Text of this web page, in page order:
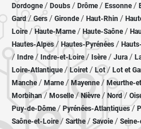
Dordogne/ Doubs / Drôme/ Essonne /
Gard/Gers / Gironde/ Haut-Rhin /
Loire/Haute-Marne/ Haute-Saône/
Hautes-Alpes/ Hautes-Pyrénées /
/ Indre/ Indre-et-Loire/ Isère/ Jura /
Loire-Atlantique/ Loiret / Lot/ Lot et
Manche/ Marne/ Mayenne/ Meurthe-
Morbihan/ Moselle/ Nièvre / Nord/
Puy-de-Dôme/ Pyrénées-Atlantiques /
Saône-et-Loire/ Sarthe/ Savoie/